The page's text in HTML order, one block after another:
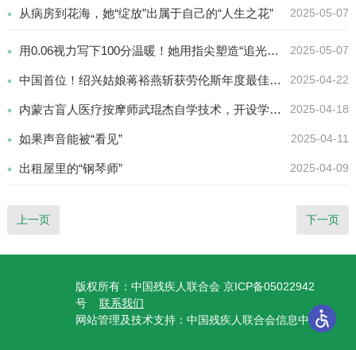
2025-05-07
从病房到花海，她“绽放”出属于自己的“人生之花”
2025-05-07
用0.06视力写下100分温暖！她用指尖塑造“追光”故事
2025-04-22
中国首位！绍兴姑娘蒋裕燕斩获劳伦斯年度最佳残疾运动员奖
2025-04-18
内蒙古盲人医疗按摩师武琨杰自学技术，开设学习网站帮视障书友共享阅读之乐（为梦想奔跑）
2025-04-11
如果声音能被“看见”
2025-04-09
出租屋里的“钢琴师”
上一页 下一页
版权所有：中国残疾人联合会 京ICP备05022942
号 联系我们
网站管理及技术支持：中国残疾人联合会信息中心